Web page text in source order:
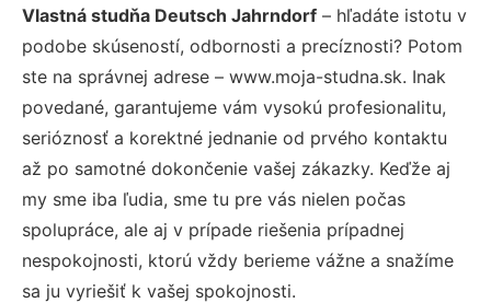
Vlastná studňa Deutsch Jahrndorf – hľadáte istotu v
podobe skúseností, odbornosti a precíznosti? Potom
ste na správnej adrese – www.moja-studna.sk. Inak
povedané, garantujeme vám vysokú profesionalitu,
serióznosť a korektné jednanie od prvého kontaktu
až po samotné dokončenie vašej zákazky. Keďže aj
my sme iba ľudia, sme tu pre vás nielen počas
spolupráce, ale aj v prípade riešenia prípadnej
nespokojnosti, ktorú vždy berieme vážne a snažíme
sa ju vyriešiť k vašej spokojnosti.